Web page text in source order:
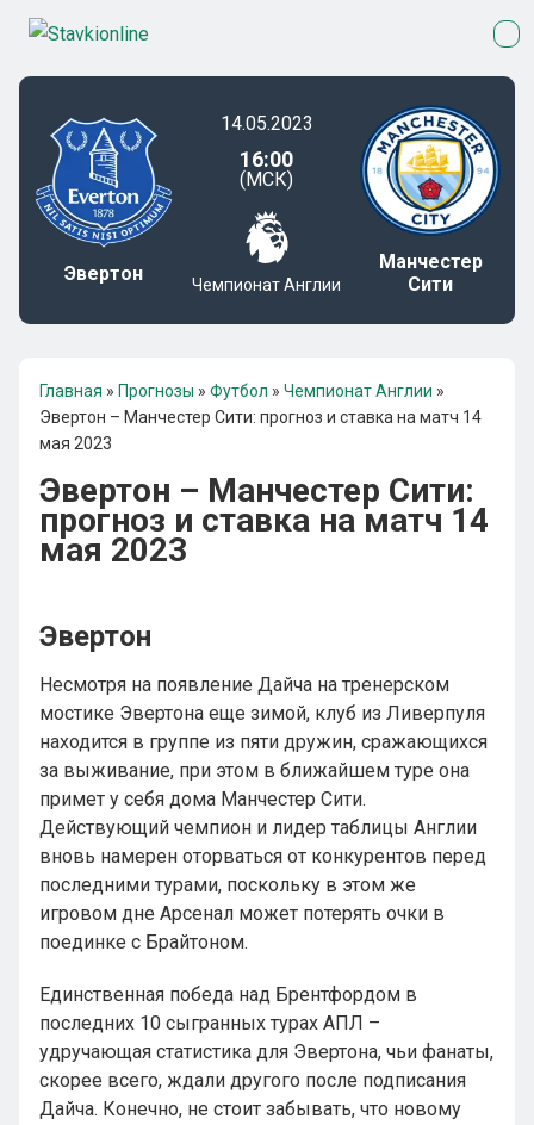
Эвертон
14.05.2023
16:00
(МСК)
Чемпионат Англии
Манчестер
Сити
Главная » Прогнозы » Футбол » Чемпионат Англии »
Эвертон – Манчестер Сити: прогноз и ставка на матч 14
мая 2023
Эвертон – Манчестер Сити:
прогноз и ставка на матч 14
мая 2023
Эвертон
Несмотря на появление Дайча на тренерском
мостике Эвертона еще зимой, клуб из Ливерпуля
находится в группе из пяти дружин, сражающихся
за выживание, при этом в ближайшем туре она
примет у себя дома Манчестер Сити.
Действующий чемпион и лидер таблицы Англии
вновь намерен оторваться от конкурентов перед
последними турами, поскольку в этом же
игровом дне Арсенал может потерять очки в
поединке с Брайтоном.
Единственная победа над Брентфордом в
последних 10 сыгранных турах АПЛ –
удручающая статистика для Эвертона, чьи фанаты,
скорее всего, ждали другого после подписания
Дайча. Конечно, не стоит забывать, что новому